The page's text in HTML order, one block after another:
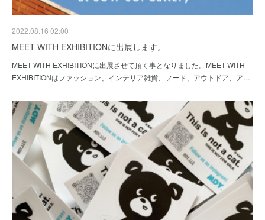
2022.08.16 02:00
MEET WITH EXHIBITIONに出展します。
MEET WITH EXHIBITIONに出展させて頂く事となりました。MEET WITH
EXHIBITIONはファッション、インテリア雑貨、フード、アウトドア、ア…